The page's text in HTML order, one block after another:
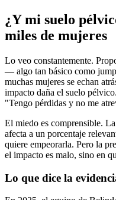
¿Y mi suelo
miles de mujeres
Lo veo constantemente.
— algo tan básico como
muchas mujeres se echan
impacto daña el suelo
"Tengo pérdidas y no me
El miedo es comprensible.
afecta a un porcentaje
quiere empeorarla. Pero la
el impacto es malo, sino en
Lo que dice la